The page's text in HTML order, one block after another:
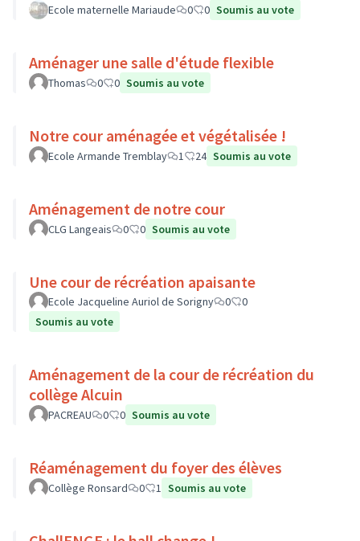
Ecole maternelle Mariaude 0 0 Soumis au vote
Aménager une salle d'étude flexible
Thomas 0 0 Soumis au vote
Notre cour aménagée et végétalisée !
Ecole Armande Tremblay 1 24 Soumis au vote
Aménagement de notre cour
CLG Langeais 0 0 Soumis au vote
Une cour de récréation apaisante
Ecole Jacqueline Auriol de Sorigny 0
0
Soumis au vote
Aménagement de la cour de récréation du
collège Alcuin
PACREAU 0 0 Soumis au vote
Réaménagement du foyer des élèves
Collège Ronsard 0 1 Soumis au vote